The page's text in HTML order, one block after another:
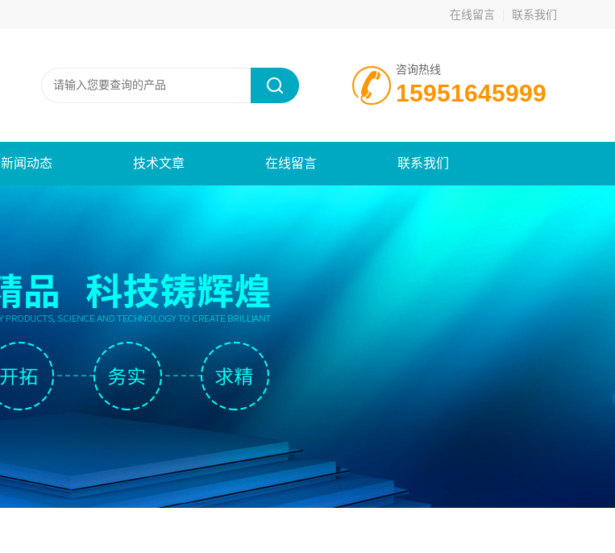
在线留言 联系我们
咨询热线
15951645999
新闻动态 技术文章 在线留言 联系我们